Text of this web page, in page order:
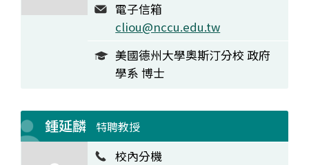
電子信箱
cliou@nccu.edu.tw
美國德州大學奧斯汀分校 政府
學系 博士
鍾延麟 特聘教授
校內分機